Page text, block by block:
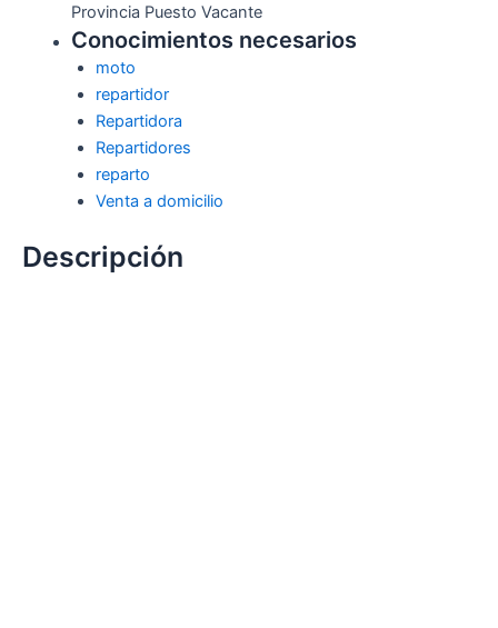
Provincia Puesto Vacante
Conocimientos necesarios
moto
repartidor
Repartidora
Repartidores
reparto
Venta a domicilio
Descripción